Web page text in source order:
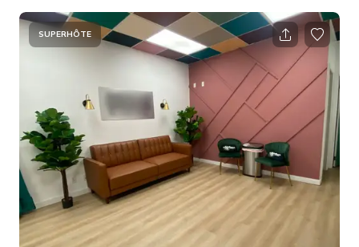
tournage pouvant se dérouler soit dans la jungle, soit dans un
lieu appartenant à un local bohème. L'intérieur fait un peu
moins de 2000 pieds carrés, y compris le porche avant fermé.
Le terrain sur lequel elle se trouve fait plus d'un quart d'acre.
SUPERHÔTE